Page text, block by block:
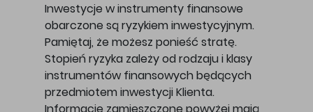
Inwestycje w instrumenty finansowe
obarczone są ryzykiem inwestycyjnym.
Pamiętaj, że możesz ponieść stratę.
Stopień ryzyka zależy od rodzaju i klasy
instrumentów finansowych będących
przedmiotem inwestycji Klienta.